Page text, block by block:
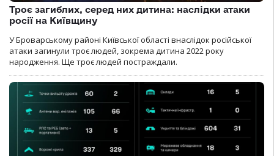
Троє загиблих, серед них дитина: наслідки атаки
росії на Київщину
У Броварському районі Київської області внаслідок російської
атаки загинули троє людей, зокрема дитина 2022 року
народження. Ще троє людей постраждали.